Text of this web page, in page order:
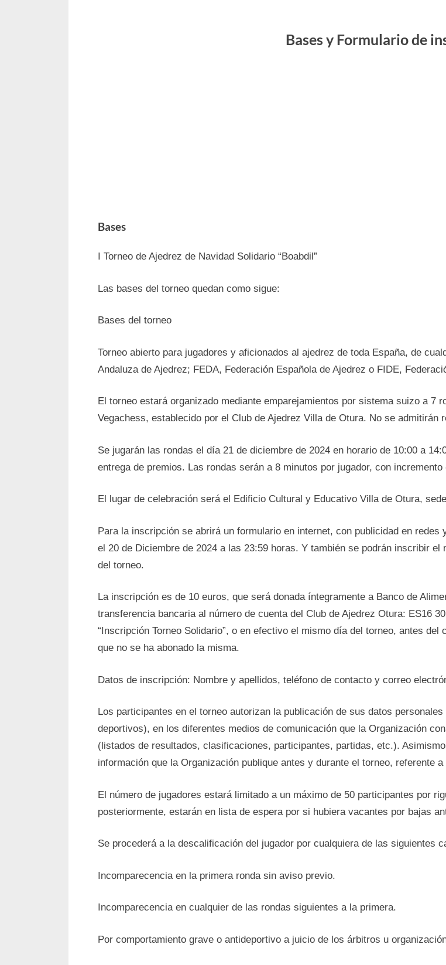
Bases y Formulario de
Bases
I Torneo de Ajedrez de Navidad Solidario “Boabdil”
Las bases del torneo quedan como sigue:
Bases del torneo
Torneo abierto para jugadores y aficionados al ajedrez de toda España, de
Andaluza de Ajedrez; FEDA, Federación Española de Ajedrez o FIDE,
El torneo estará organizado mediante emparejamientos por sistema suizo a 7
Vegachess, establecido por el Club de Ajedrez Villa de Otura. No se admitirán
Se jugarán las rondas el día 21 de diciembre de 2024 en horario de 10:00 a
entrega de premios. Las rondas serán a 8 minutos por jugador, con
El lugar de celebración será el Edificio Cultural y Educativo Villa de Otura,
Para la inscripción se abrirá un formulario en internet, con publicidad en
el 20 de Diciembre de 2024 a las 23:59 horas. Y también se podrán inscribir
del torneo.
La inscripción es de 10 euros, que será donada íntegramente a Banco de
transferencia bancaria al número de cuenta del Club de Ajedrez Otura: ES16
“Inscripción Torneo Solidario”, o en efectivo el mismo día del torneo, antes
que no se ha abonado la misma.
Datos de inscripción: Nombre y apellidos, teléfono de contacto y correo
Los participantes en el torneo autorizan la publicación de sus datos
deportivos), en los diferentes medios de comunicación que la Organización
(listados de resultados, clasificaciones, participantes, partidas, etc.).
información que la Organización publique antes y durante el torneo, referente
El número de jugadores estará limitado a un máximo de 50 participantes por
posteriormente, estarán en lista de espera por si hubiera vacantes por bajas
Se procederá a la descalificación del jugador por cualquiera de las siguientes
Incomparecencia en la primera ronda sin aviso previo.
Incomparecencia en cualquier de las rondas siguientes a la primera.
Por comportamiento grave o antideportivo a juicio de los árbitros u